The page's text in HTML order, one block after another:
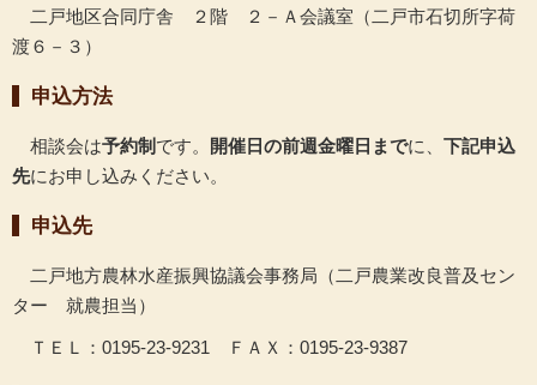
二戸地区合同庁舎 ２階 ２－Ａ会議室（二戸市石切所字荷
渡６－３）
申込方法
相談会は予約制 です。 開催日の前週金曜日までに、 下記申込
先にお申し込みください。
申込先
二戸地方農林水産振興協議会事務局（二戸農業改良普及セン
ター 就農担当）
ＴＥＬ：0195-23-9231 ＦＡＸ：0195-23-9387